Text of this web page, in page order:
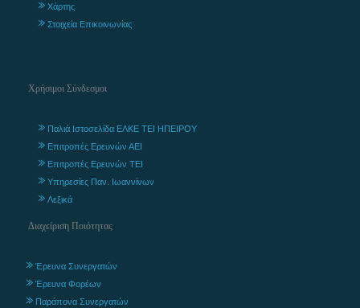
Χάρτης
Στοιχεία Επικοινωνίας
Χρήσιμοι Σύνδεσμοι
Παλιά Ιστοσελίδα ΕΛΚΕ ΤΕΙ ΗΠΕΙΡΟΥ
Επιτροπές Ερευνών ΑΕΙ
Επιτροπές Ερευνών ΤΕΙ
Υπηρεσίες Παν. Ιωαννίνων
Λεξικά
Διαχείριση Ποιότητας
Έρευνα Συνεργατών
Έρευνα Φορέων
Παράπονα Συνεργατών